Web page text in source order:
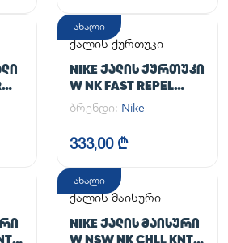
ახალი
ქალის ქურთუკი
NIKE ᲥᲐᲚᲘᲡ ᲥᲣᲠᲗᲣᲙᲘ
W NK FAST REPEL
JACKET
ბრენდი: Nike
333,00 ₾
ახალი
ქალის მაისური
NIKE ᲥᲐᲚᲘᲡ ᲛᲐᲘᲡᲣᲠᲘ
W NSW NK CHLL KNT